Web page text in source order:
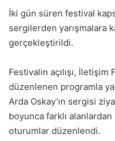
e
k
İki gün süren festival
sergilerden yarışmalara
gerçekleştirildi.
Festivalin açılışı,
düzenlenen programla
Arda Oskay’ın sergisi
boyunca farklı alanlardan
oturumlar düzenlendi.